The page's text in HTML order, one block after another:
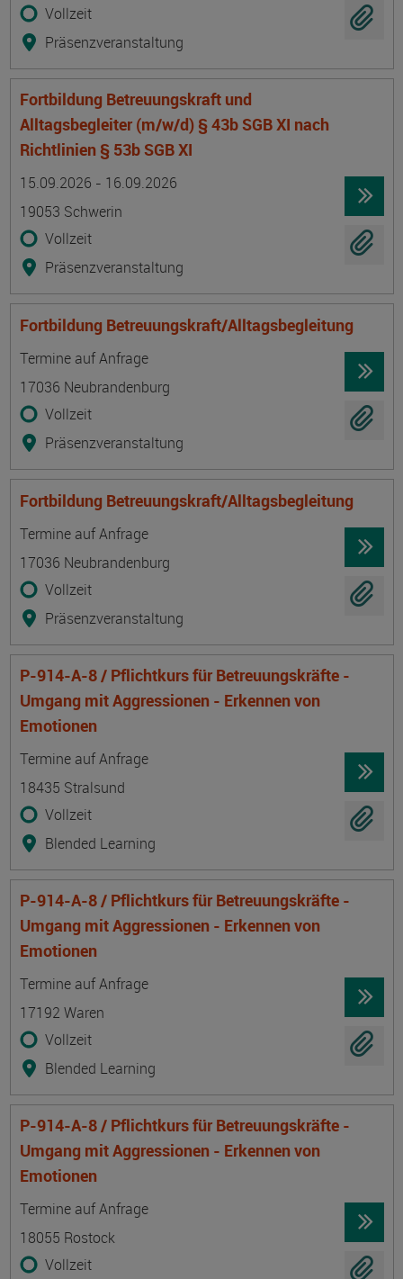
Vollzeit
Präsenzveranstaltung
Fortbildung Betreuungskraft und
Alltagsbegleiter (m/w/d) § 43b SGB XI nach
Richtlinien § 53b SGB XI
15.09.2026 - 16.09.2026
19053 Schwerin
Vollzeit
Präsenzveranstaltung
Fortbildung Betreuungskraft/Alltagsbegleitung
Termine auf Anfrage
17036 Neubrandenburg
Vollzeit
Präsenzveranstaltung
Fortbildung Betreuungskraft/Alltagsbegleitung
Termine auf Anfrage
17036 Neubrandenburg
Vollzeit
Präsenzveranstaltung
P-914-A-8 / Pflichtkurs für Betreuungskräfte -
Umgang mit Aggressionen - Erkennen von
Emotionen
Termine auf Anfrage
18435 Stralsund
Vollzeit
Blended Learning
P-914-A-8 / Pflichtkurs für Betreuungskräfte -
Umgang mit Aggressionen - Erkennen von
Emotionen
Termine auf Anfrage
17192 Waren
Vollzeit
Blended Learning
P-914-A-8 / Pflichtkurs für Betreuungskräfte -
Umgang mit Aggressionen - Erkennen von
Emotionen
Termine auf Anfrage
18055 Rostock
Vollzeit